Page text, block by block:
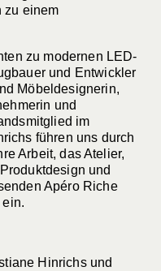
zu einem
zu modernen LED-
und Entwickler
Möbeldesignerin,
und
im
führen uns durch
Arbeit, das Atelier,
und
Apéro Riche
Hinrichs und